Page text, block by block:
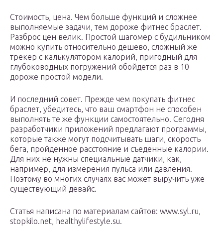
Стоимость, цена. Чем больше функций и сложнее
выполняемые задачи, тем дороже фитнес браслет.
Разброс цен велик. Простой шагомер с будильником
можно купить относительно дешево, сложный же
трекер с калькулятором калорий, пригодный для
глубоководных погружений обойдется раз в 10
дороже простой модели.
И последний совет. Прежде чем покупать фитнес
браслет, убедитесь, что ваш смартфон не способен
выполнять те же функции самостоятельно. Сегодня
разработчики приложений предлагают программы,
которые также могут подсчитывать шаги, скорость
бега, пройденное расстояние и съеденные калории.
Для них не нужны специальные датчики, как,
например, для измерения пульса или давления.
Поэтому во многих случаях вас может выручить уже
существующий девайс.
Статья написана по материалам сайтов: www.syl.ru,
stopkilo.net, healthylifestyle.su.